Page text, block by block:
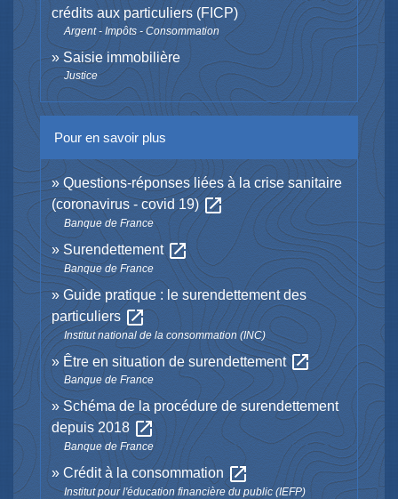
crédits aux particuliers (FICP)
Argent - Impôts - Consommation
Saisie immobilière
Justice
Pour en savoir plus
Questions-réponses liées à la crise sanitaire
(coronavirus - covid 19)open_in_new
Banque de France
Surendettement open_in_new
Banque de France
Guide pratique : le surendettement des
particuliers open_in_new
Institut national de la consommation (INC)
Être en situation de surendettementopen_in_new
Banque de France
Schéma de la procédure de surendettement
depuis 2018 open_in_new
Banque de France
Crédit à la consommation open_in_new
Institut pour l'éducation financière du public (IEFP)